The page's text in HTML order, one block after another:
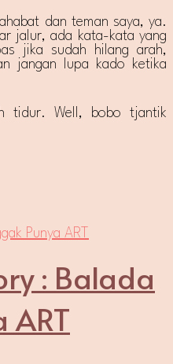
dan teman saya, ya.
jalur, ada kata-kata yang
jika sudah hilang arah,
jangan lupa kado ketika
tidur. Well, bobo tjantik
: Balada
ART